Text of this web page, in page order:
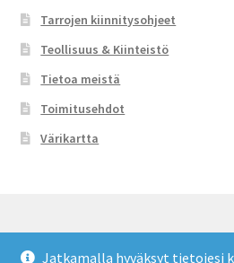
Jatkamalla hyväksyt tietojesi
Tarrojen kiinnitysohjeet
Teollisuus & Kiinteistö
Tietoa meistä
Toimitusehdot
Värikartta